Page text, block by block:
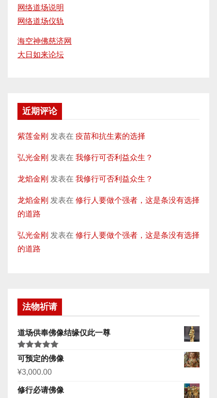
网络道场说明
网络道场仪轨
海空神佛慈济网
大日如来论坛
近期评论
紫莲金刚 发表在 疫苗和抗生素的选择
弘光金刚 发表在 我修行可否利益众生？
龙焰金刚 发表在 我修行可否利益众生？
龙焰金刚 发表在 修行人要做个强者，这是条没有选择
的道路
弘光金刚 发表在 修行人要做个强者，这是条没有选择
的道路
法物祈请
道场供奉佛像结缘仅此一尊
评分5.00
&sol; 5
可预定的佛像
¥3,000.00
修行必请佛像